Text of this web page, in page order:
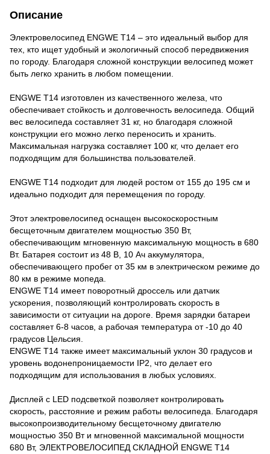
Описание
Электровелосипед ENGWE T14 – это идеальный выбор для
тех, кто ищет удобный и экологичный способ передвижения
по городу. Благодаря сложной конструкции велосипед может
быть легко хранить в любом помещении.
ENGWE T14 изготовлен из качественного железа, что
обеспечивает стойкость и долговечность велосипеда. Общий
вес велосипеда составляет 31 кг, но благодаря сложной
конструкции его можно легко переносить и хранить.
Максимальная нагрузка составляет 100 кг, что делает его
подходящим для большинства пользователей.
ENGWE T14 подходит для людей ростом от 155 до 195 см и
идеально подходит для перемещения по городу.
Этот электровелосипед оснащен высокоскоростным
бесщеточным двигателем мощностью 350 Вт,
обеспечивающим мгновенную максимальную мощность в 680
Вт. Батарея состоит из 48 В, 10 Ач аккумулятора,
обеспечивающего пробег от 35 км в электрическом режиме до
80 км в режиме мопеда.
ENGWE T14 имеет поворотный дроссель или датчик
ускорения, позволяющий контролировать скорость в
зависимости от ситуации на дороге. Время зарядки батареи
составляет 6-8 часов, а рабочая температура от -10 до 40
градусов Цельсия.
ENGWE T14 также имеет максимальный уклон 30 градусов и
уровень водонепроницаемости IP2, что делает его
подходящим для использования в любых условиях.
Дисплей с LED подсветкой позволяет контролировать
скорость, расстояние и режим работы велосипеда. Благодаря
высокопроизводительному бесщеточному двигателю
мощностью 350 Вт и мгновенной максимальной мощности
680 Вт, ЭЛЕКТРОВЕЛОСИПЕД СКЛАДНОЙ ENGWE T14